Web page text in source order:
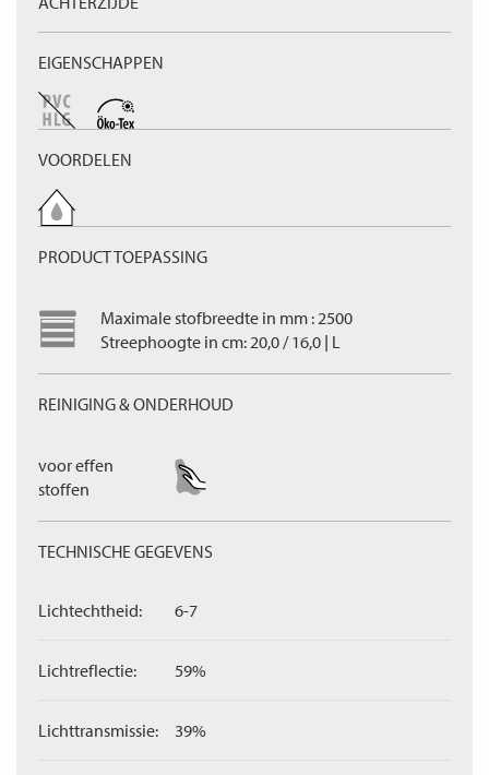
EIGENSCHAPPEN
VOORDELEN
PRODUCT TOEPASSING
Maximale stofbreedte in mm : 2500
Streephoogte in cm: 20,0 / 16,0 | L
REINIGING & ONDERHOUD
voor effen
stoffen
TECHNISCHE GEGEVENS
Lichtechtheid: 6-7
Lichtreflectie: 59%
Lichttransmissie: 39%